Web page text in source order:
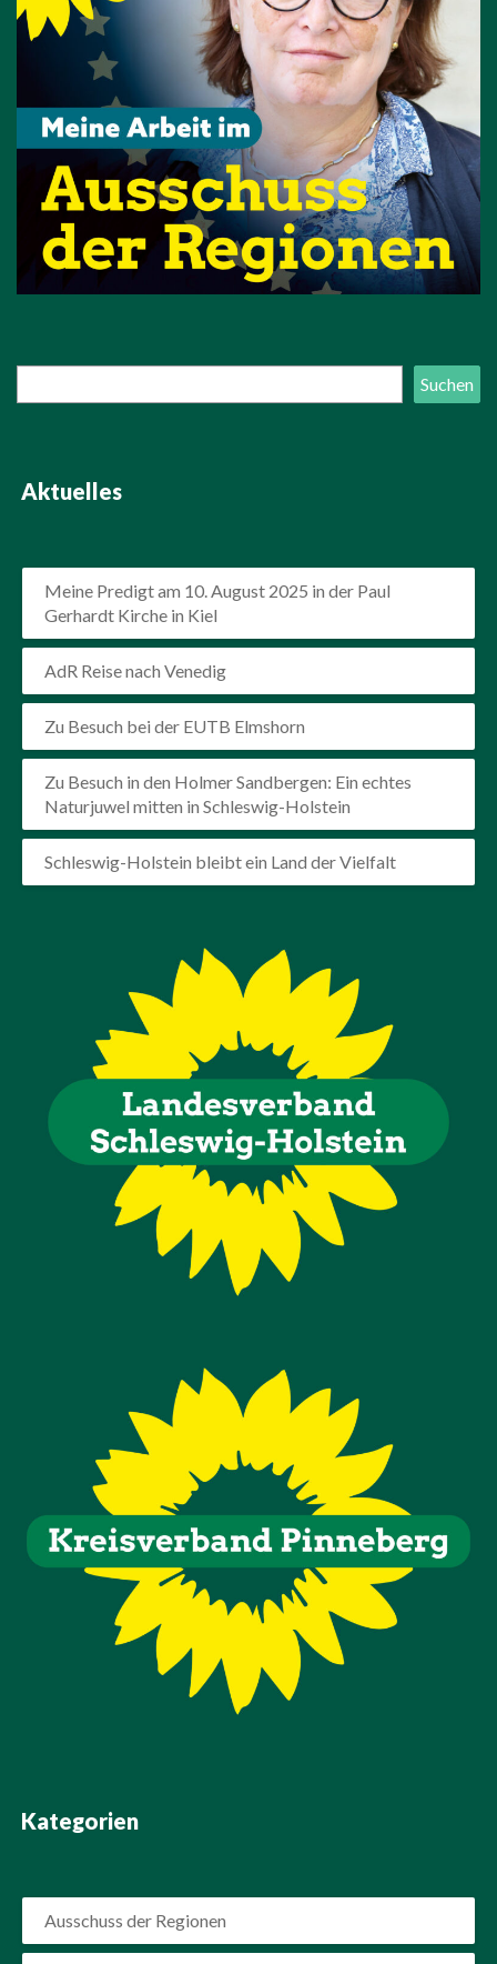
Suchen
Aktuelles
Meine Predigt am 10. August 2025 in der Paul
Gerhardt Kirche in Kiel
AdR Reise nach Venedig
Zu Besuch bei der EUTB Elmshorn
Zu Besuch in den Holmer Sandbergen: Ein echtes
Naturjuwel mitten in Schleswig-Holstein
Schleswig-Holstein bleibt ein Land der Vielfalt
Kategorien
Ausschuss der Regionen